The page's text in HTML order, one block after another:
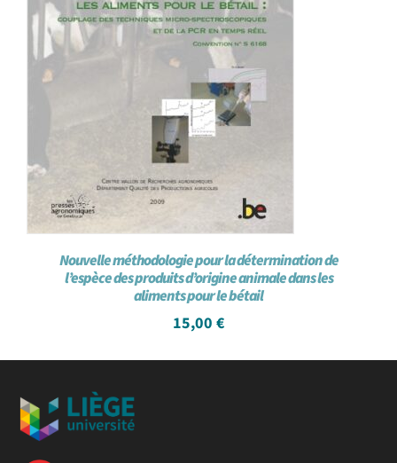
Nouvelle méthodologie pour la détermination de
l’espèce des produits d’origine animale dans les
aliments pour le bétail
15,00 €